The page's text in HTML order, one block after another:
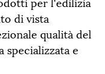
di vista
qualità del
e